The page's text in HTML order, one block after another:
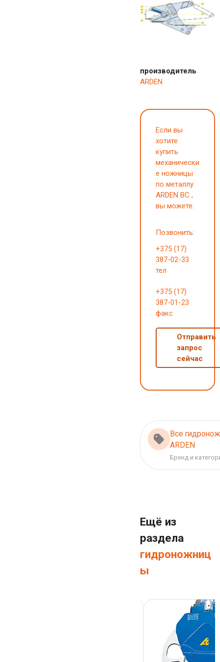
производитель
ARDEN
Если вы
хотите
купить
механически
е ножницы
по металлу
ARDEN BC ,
вы можете:
Позвонить:
+375 (17)
387-02-33
тел
+375 (17)
387-01-23
факс
Отправить
запрос
сейчас
Все
ARDEN
Бренд и
Ещё из
раздела
гидроножниц
ы